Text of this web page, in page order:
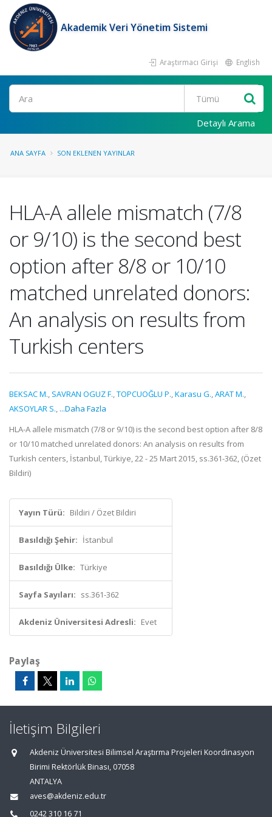
Akademik Veri Yönetim Sistemi
Araştırmacı Girişi English
Ara
Detaylı Arama
ANA SAYFA SON EKLENEN YAYINLAR
HLA-A allele mismatch (7/8
or 9/10) is the second best
option after 8/8 or 10/10
matched unrelated donors:
An analysis on results from
Turkish centers
BEKSAC M., SAVRAN OGUZ F.,TOPCUOĞLU P.,Karasu G.,ARAT M.,
AKSOYLAR S., ...Daha Fazla
HLA-A allele mismatch (7/8 or 9/10) is the second best option after 8/8
or 10/10 matched unrelated donors: An analysis on results from
Turkish centers, İstanbul, Türkiye, 22 - 25 Mart 2015, ss.361-362, (Özet
Bildiri)
Yayın Türü: Bildiri / Özet Bildiri
Basıldığı Şehir: İstanbul
Basıldığı Ülke: Türkiye
Sayfa Sayıları: ss.361-362
Akdeniz Üniversitesi Adresli: Evet
Paylaş
İletişim Bilgileri
Akdeniz Üniversitesi Bilimsel Araştırma Projeleri Koordinasyon
Birimi Rektörlük Binası, 07058
ANTALYA
aves@akdeniz.edu.tr
0242 310 16 71